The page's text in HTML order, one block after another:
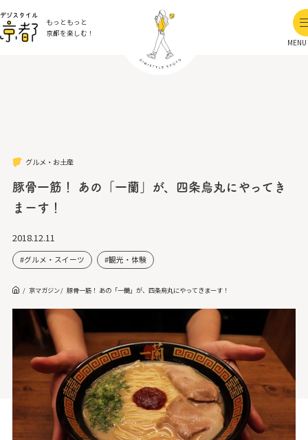
もっともっと
京都を楽しむ！
MENU
グルメ・お土産
豚骨一筋！ あの「一蘭」が、四条烏丸にやってき
まーす！
2018.12.11
グルメ・スイーツ 観光・体験
京マガジン 豚骨一筋！ あの「一蘭」が、四条烏丸にやってきまーす！